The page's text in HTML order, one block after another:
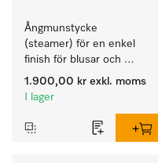
Ångmunstycke
(steamer) för en enkel
finish för blusar och
klänningar på klädhängare.
1.900,00 kr exkl. moms
I lager